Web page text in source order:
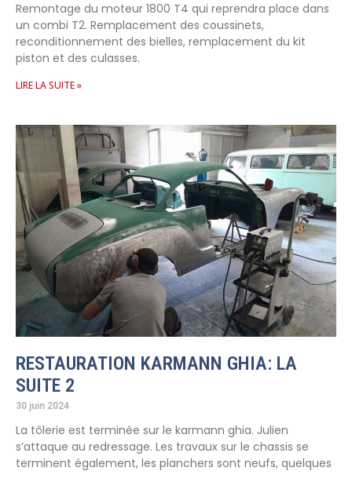
Remontage du moteur 1800 T4 qui reprendra place dans
un combi T2. Remplacement des coussinets,
reconditionnement des bielles, remplacement du kit
piston et des culasses.
LIRE LA SUITE »
RESTAURATION KARMANN GHIA: LA
SUITE 2
30 juin 2024
La tôlerie est terminée sur le karmann ghia. Julien
s’attaque au redressage. Les travaux sur le chassis se
terminent également, les planchers sont neufs, quelques